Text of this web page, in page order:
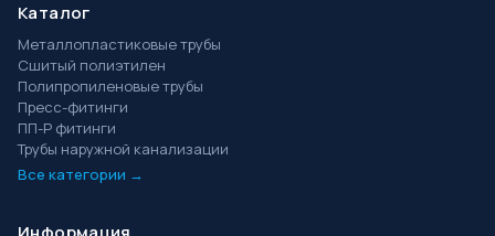
Каталог
Металлопластиковые трубы
Сшитый полиэтилен
Полипропиленовые трубы
Пресс-фитинги
ПП-Р фитинги
Трубы наружной канализации
Все категории →